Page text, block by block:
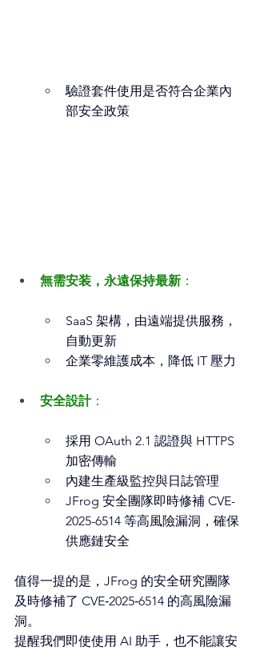
驗證套件使用是否符合企業內
部安全政策
無需安装，永遠保持最新 ：
SaaS 架構，由遠端提供服務，
自動更新
企業零維護成本，降低 IT 壓力
安全設計：
採用 OAuth 2.1 認證與 HTTPS
加密傳輸
內建生產級監控與日誌管理
JFrog 安全團隊即時修補 CVE-
2025-6514 等高風險漏洞，確保
供應鏈安全
值得一提的是，JFrog 的安全研究團隊
及時修補了 CVE‑2025‑6514 的高風險漏
洞。
提醒我們即使使用 AI 助手，也不能讓安